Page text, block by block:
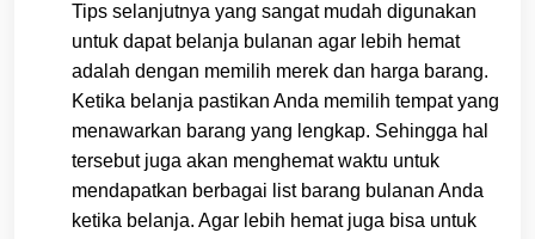
Tips selanjutnya yang sangat mudah digunakan
untuk dapat belanja bulanan agar lebih hemat
adalah dengan memilih merek dan harga barang.
Ketika belanja pastikan Anda memilih tempat yang
menawarkan barang yang lengkap. Sehingga hal
tersebut juga akan menghemat waktu untuk
mendapatkan berbagai list barang bulanan Anda
ketika belanja. Agar lebih hemat juga bisa untuk